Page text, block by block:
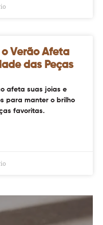
Verão Afeta
das Peças
afeta suas joias e
para manter o brilho
favoritas.